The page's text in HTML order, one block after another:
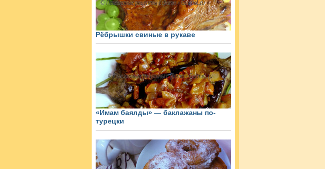
Рёбрышки свиные в рукаве
«Имам баялды» — баклажаны по-
турецки